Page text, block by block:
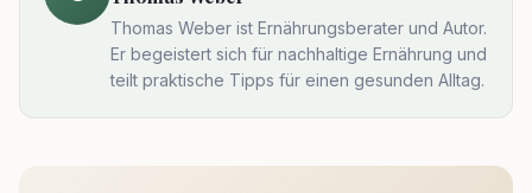
Thomas Weber ist Ernährungsberater und Autor.
Er begeistert sich für nachhaltige Ernährung und
teilt praktische Tipps für einen gesunden Alltag.